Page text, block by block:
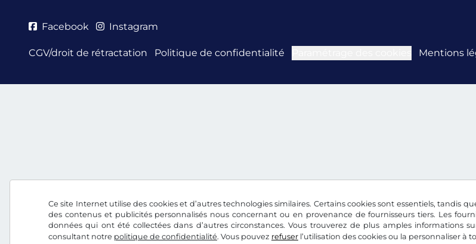
Ce site Internet utilise des cookies et d’autres technologies similaires. Certains cookies sont essentiels, tandis
des contenus et publicités personnalisés nous concernant ou en provenance de fournisseurs tiers. Les
données qui ont été collectées dans d’autres circonstances. Vous trouverez de plus amples informations
consultant notre politique de confidentialité. Vous pouvez refuser l’utilisation des cookies ou la personnaliser à
Facebook Instagram
CGV/droit de rétractation Politique de confidentialité Mentions